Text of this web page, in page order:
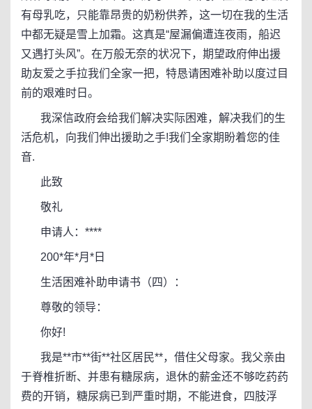
有母乳吃，只能靠昂贵的奶粉供养，这一切在我的生活
中都无疑是雪上加霜。这真是“屋漏偏遭连夜雨，船迟
又遇打头风”。在万般无奈的状况下，期望政府伸出援
助友爱之手拉我们全家一把，特恳请困难补助以度过目
前的艰难时日。
我深信政府会给我们解决实际困难，解决我们的生
活危机，向我们伸出援助之手!我们全家期盼着您的佳
音.
此致
敬礼
申请人：****
200*年*月*日
生活困难补助申请书（四）：
尊敬的领导：
你好!
我是**市**街**社区居民**，借住父母家。我父亲由
于脊椎折断、并患有糖尿病，退休的薪金还不够吃药药
费的开销，糖尿病已到严重时期，不能进食，四肢浮